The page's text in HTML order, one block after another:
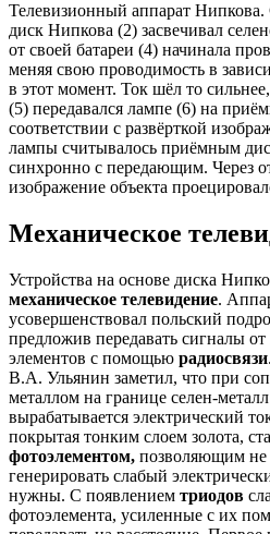
Телевизионный аппарат Нипкова.
диск Нипкова (2) засвечивал
от своей батареи (4) начинала
меняя свою проводимость в
в этот момент. Ток шёл то
(5) передавался лампе (6) на
соответствии с развёрткой
лампы считывалось приёмным
синхронно с передающим. Через
изображение объекта
Механическое
Устройства на основе диска
механическое телевидение.
усовершенствовал польский
предложив передавать сигналы
элементов с помощью радиосвязи
В.А. Ульянин заметил, что при
металлом на границе селен-
вырабатывается электрический
покрытая тонким слоем золота,
фотоэлементом, позволяющим не
генерировать слабый
нужны. С появлением триодов
фотоэлемента, усиленные с их